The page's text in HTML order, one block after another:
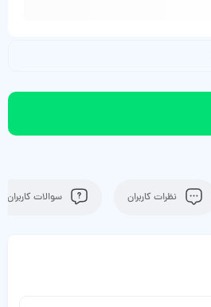
نظرات کاربران سوالات کاربران